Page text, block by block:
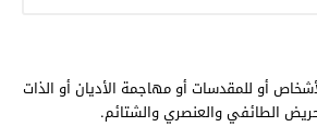
أو للمقدسات أو مهاجمة الأديان أو الذات
الطائفي والعنصري والشتائم.